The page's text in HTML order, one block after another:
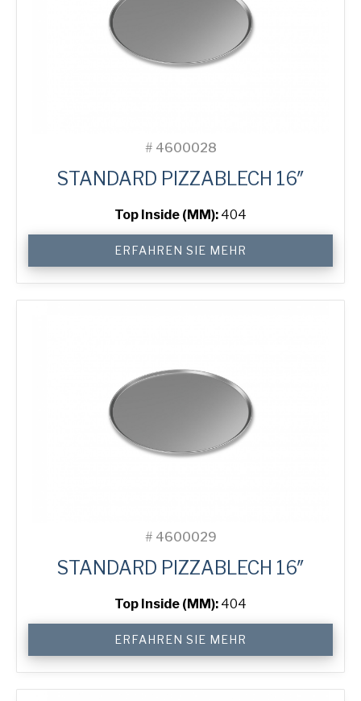
# 4600028
STANDARD PIZZABLECH 16″
Top Inside (MM): 404
Pizza
Tray
Menge
ERFAHREN SIE MEHR
# 4600029
STANDARD PIZZABLECH 16″
Top Inside (MM): 404
Pizza
Tray
Menge
ERFAHREN SIE MEHR